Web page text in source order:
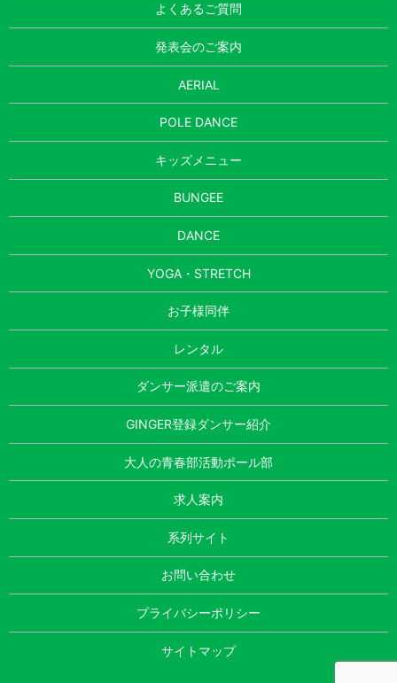
よくあるご質問
発表会のご案内
AERIAL
POLE DANCE
キッズメニュー
BUNGEE
DANCE
YOGA・STRETCH
お子様同伴
レンタル
ダンサー派遣のご案内
GINGER登録ダンサー紹介
大人の青春部活動ポール部
求人案内
系列サイト
お問い合わせ
プライバシーポリシー
サイトマップ